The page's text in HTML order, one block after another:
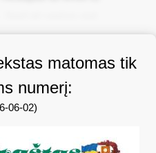
matomas tik
numerį:
06-02)